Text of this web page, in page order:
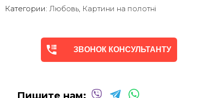
сэкономит вам стоимость, сравнимо с полностью
На сайте представлены самые лучшие соотношения
размеров
Картины
печатаются для вас в день заказа.
запросить подбор Картин от нашего Дизайнера под
ваш интерьер или под ваше желание. Мы предложим
Категории: Любовь, Картини на полотні
ЗВОНОК КОНСУЛЬТАНТУ
Пишите нам: